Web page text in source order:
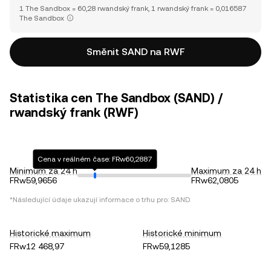
1 The Sandbox = 60,28 rwandský frank, 1 rwandský frank = 0,016587
The Sandbox
Směnit SAND na RWF
Statistika cen The Sandbox (SAND) /
rwandský frank (RWF)
Minimum za 24 h
FRw59,9656
Cena v reálném čase: FRw60,2887
Maximum za 24 h
FRw62,0805
*Následující údaje ukazují informace o trhu pro: SAND.
Historické maximum
FRw12 468,97
Historické minimum
FRw59,1285